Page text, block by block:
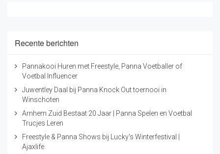
Pannavoetballer met
voetbalkooi inhuren?
Is uw interesse gewekt en bent u benieuwd geraakt
naar de voorwaarden van zo’npannakooi? Of het
programma van zo'n pannavoetbal artiest? Of heeft u
u mee. Neem contact met ons op door te mailen
naarinfo@freestylerjosh.nl
Recente berichten
Pannakooi Huren met Freestyle, Panna Voetballer of
Voetbal Influencer
Juwentley Daal bij Panna Knock Out toernooi in
Winschoten
Arnhem Zuid Bestaat 20 Jaar | Panna Spelen en Voetbal
Trucjes Leren
Freestyle & Panna Shows bij Lucky's Winterfestival |
Ajaxlife